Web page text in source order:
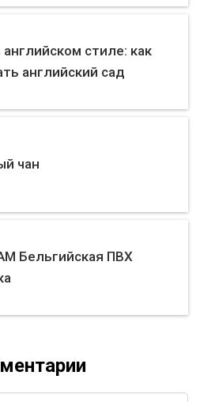
стиле: как
английский сад
чан
Бельгийская ПВХ